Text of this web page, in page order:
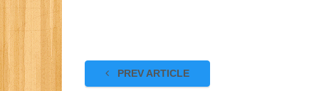
PREV ARTICLE